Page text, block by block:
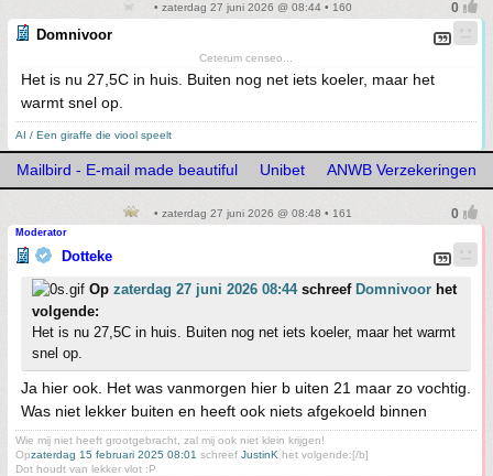
• zaterdag 27 juni 2026 @ 08:44 • 160
Domnivoor
Ceterum censeo...
Het is nu 27,5C in huis. Buiten nog net iets koeler, maar het
warmt snel op.
AI / Een giraffe die viool speelt
Mailbird - E-mail made beautiful Unibet ANWB Verzekeringen
• zaterdag 27 juni 2026 @ 08:48 • 161
Moderator
Dotteke
Op zaterdag 27 juni 2026 08:44schreef Domnivoor het
volgende:
Het is nu 27,5C in huis. Buiten nog net iets koeler, maar het warmt
snel op.
Ja hier ook. Het was vanmorgen hier b uiten 21 maar zo vochtig.
Was niet lekker buiten en heeft ook niets afgekoeld binnen
Wie mij niet heeft grootgebracht, zal mij ook niet klein krijgen!
Opzaterdag 15 februari 2025 08:01 schreef JustinK het volgende:[/b]
Dot houdt van lekker vlot :P